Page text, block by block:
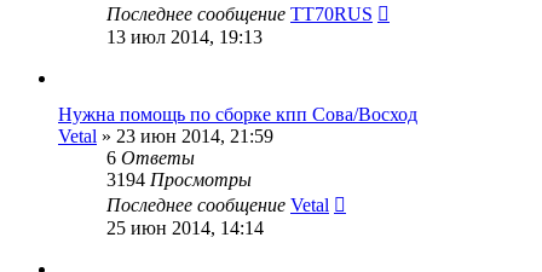
Последнее сообщение TT70RUS
13 июл 2014, 19:13
Нужна помощь по сборке кпп Сова/Восход
Vetal » 23 июн 2014, 21:59
6 Ответы
3194 Просмотры
Последнее сообщение Vetal
25 июн 2014, 14:14